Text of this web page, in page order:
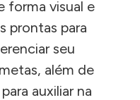
forma visual e
prontas para
seu
além de
auxiliar na